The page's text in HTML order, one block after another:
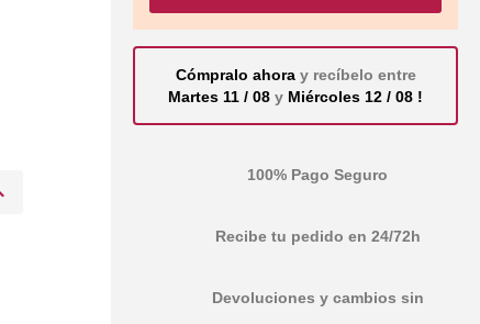
Cómpralo ahora y recíbelo entre
Martes 11 / 08 y Miércoles 12 / 08 !
100% Pago Seguro
Recibe tu pedido en 24/72h
Devoluciones y cambios sin